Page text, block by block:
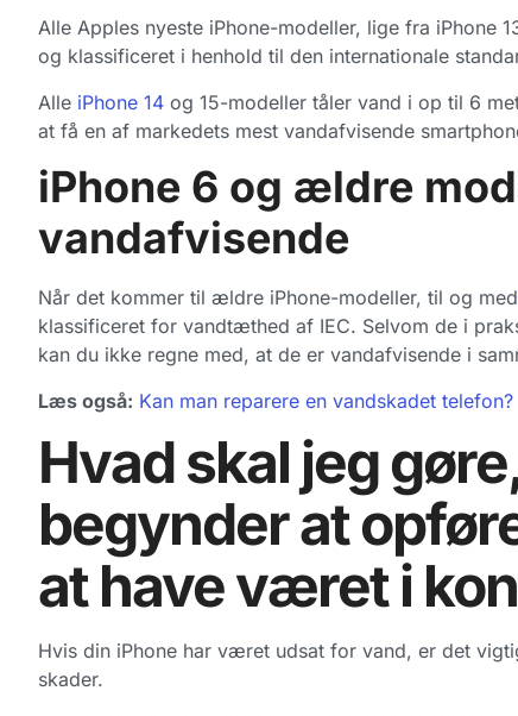
Alle Apples nyeste iPhone-modeller, lige fra iPhone
og klassificeret i henhold til den internationale
Alle iPhone 14 og 15-modeller tåler vand i op til 6
at få en af markedets mest vandafvisende
iPhone 6 og ældre
vandafvisende
Når det kommer til ældre iPhone-modeller, til og med
klassificeret for vandtæthed af IEC. Selvom de i
kan du ikke regne med, at de er vandafvisende i
Læs også: Kan man reparere en vandskadet telefon?
Hvad skal jeg
begynder at
at have været i
Hvis din iPhone har været udsat for vand, er det
skader.